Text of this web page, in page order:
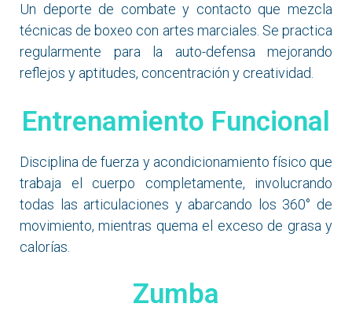
Un deporte de combate y contacto que mezcla
técnicas de boxeo con artes marciales. Se practica
regularmente para la auto-defensa mejorando
reflejos y aptitudes, concentración y creatividad.
Entrenamiento Funcional
Disciplina de fuerza y acondicionamiento físico que
trabaja el cuerpo completamente, involucrando
todas las articulaciones y abarcando los 360° de
movimiento, mientras quema el exceso de grasa y
calorías.
Zumba